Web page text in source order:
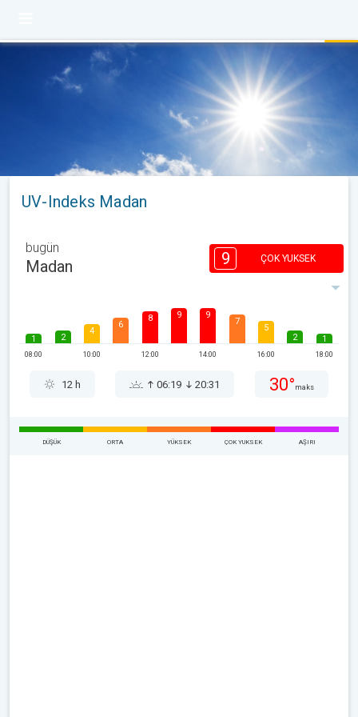
UV-Indeks Madan
bugün
Madan 9 ÇOK YUKSEK
1
08:00
2
4
10:00
6
8
12:00
9 9
14:00
7
5
16:00
2 1
18:00
12 h 06:19 20:31 30° maks
DÜŞÜK ORTA YÜKSEK ÇOK YUKSEK AŞIRI